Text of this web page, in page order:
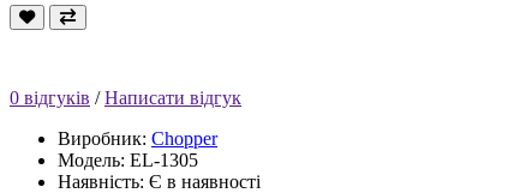
0 відгуків /Написати відгук
Виробник: Chopper
Модель: EL-1305
Наявність: Є в наявності